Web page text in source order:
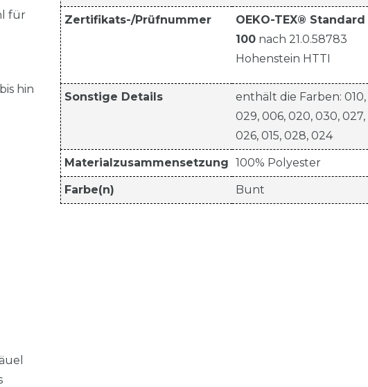
für
hin
Zertifikats-/Prüfnummer
OEKO-TEX® Standard
100 nach 21.0.58783
Hohenstein HTTI
Sonstige Details
enthält die Farben: 010,
029, 006, 020, 030, 027,
026, 015, 028, 024
Materialzusammensetzung 100% Polyester
Farbe(n) Bunt